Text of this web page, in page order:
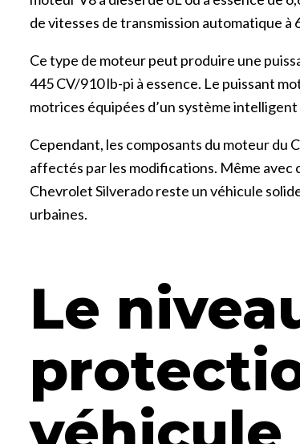
de vitesses de transmission automatique à
Ce type de moteur peut produire une
445 CV/910 lb-pi à essence. Le puissant
motrices équipées d’un système intelligent
Cependant, les composants du moteur du
affectés par les modifications. Même avec
Chevrolet Silverado reste un véhicule
urbaines.
Le